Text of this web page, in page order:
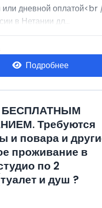
дневной оплатой<br
в Нетании дл...
Подробнее
БЕСПЛАТНЫМ
Требуются
и повара и
проживание в
по 2
и душ ?